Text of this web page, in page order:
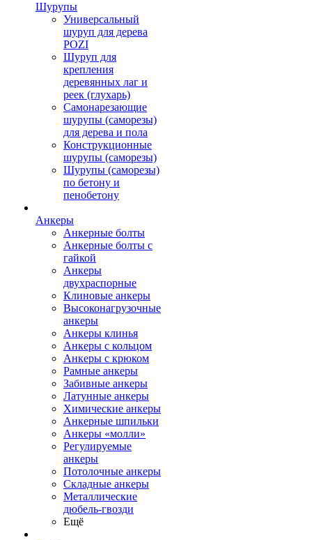
Шурупы
Универсальный
шуруп для дерева
POZI
Шуруп для
крепления
деревянных лаг и
реек (глухарь)
Самонарезающие
шурупы (саморезы)
для дерева и пола
Конструкционные
шурупы (саморезы)
Шурупы (саморезы)
по бетону и
пенобетону
Анкеры
Анкерные болты
Анкерные болты с
гайкой
Анкеры
двухраспорные
Клиновые анкеры
Высоконагрузочные
анкеры
Анкеры клинья
Анкеры с кольцом
Анкеры с крюком
Рамные анкеры
Забивные анкеры
Латунные анкеры
Химические анкеры
Анкерные шпильки
Анкеры «молли»
Регулируемые
анкеры
Потолочные анкеры
Складные анкеры
Металлические
дюбель-гвозди
Ещё